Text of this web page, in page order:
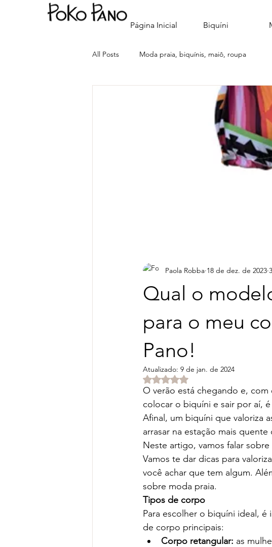
Página Inicial
Biquíni
All Posts Moda praia, biquínis, maiô, roupa
Qual o
para o meu
Pano!
Paola Robba 18 de dez. de 2023
Atualizado: 9 de jan. de 2024
Avaliado com NaN de 5 estrelas.
O verão está chegando e,
colocar o biquíni e sair por aí,
Afinal, um biquíni que valoriza
arrasar na estação mais quente
Neste artigo, vamos falar
Vamos te dar dicas para
você achar que tem algum.
sobre moda praia.
Tipos de corpo
Para escolher o biquíni ideal,
de corpo principais:
Corpo retangular: as